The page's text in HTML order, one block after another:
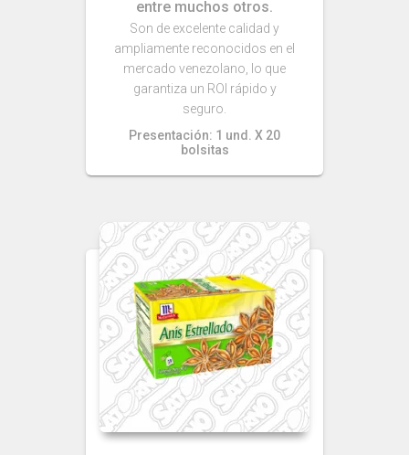
entre muchos otros.
Son de excelente calidad y
ampliamente reconocidos en el
mercado venezolano, lo que
garantiza un ROI rápido y
seguro.
Presentación: 1 und. X 20
bolsitas